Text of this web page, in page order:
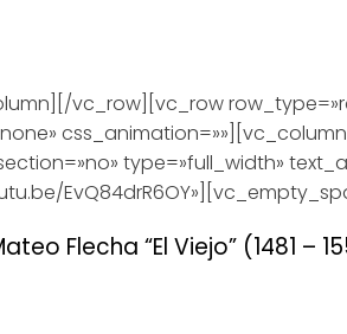
vc_row][vc_row
type=»full_width»
Flecha “El Viejo” (1481 –